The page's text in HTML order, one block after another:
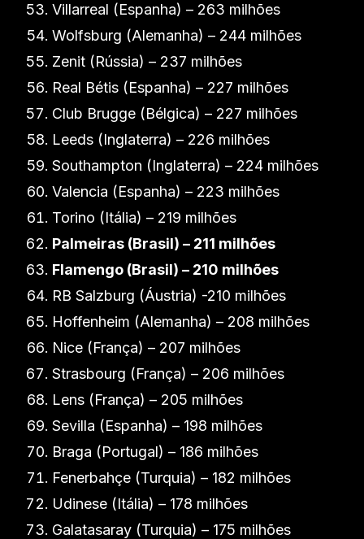
Villarreal (Espanha) – 263 milhões
Wolfsburg (Alemanha) – 244 milhões
Zenit (Rússia) – 237 milhões
Real Bétis (Espanha) – 227 milhões
Club Brugge (Bélgica) – 227 milhões
Leeds (Inglaterra) – 226 milhões
Southampton (Inglaterra) – 224 milhões
Valencia (Espanha) – 223 milhões
Torino (Itália) – 219 milhões
Palmeiras (Brasil) – 211 milhões
Flamengo (Brasil) – 210 milhões
RB Salzburg (Áustria) -210 milhões
Hoffenheim (Alemanha) – 208 milhões
Nice (França) – 207 milhões
Strasbourg (França) – 206 milhões
Lens (França) – 205 milhões
Sevilla (Espanha) – 198 milhões
Braga (Portugal) – 186 milhões
Fenerbahçe (Turquia) – 182 milhões
Udinese (Itália) – 178 milhões
Galatasaray (Turquia) – 175 milhões